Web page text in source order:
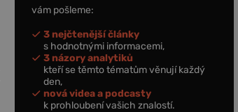
vám pošleme:
3 nejčtenější články
s hodnotnými informacemi,
3 názory analytiků
kteří se těmto tématům věnují každý
den,
nová videa a podcasty
k prohloubení vašich znalostí.